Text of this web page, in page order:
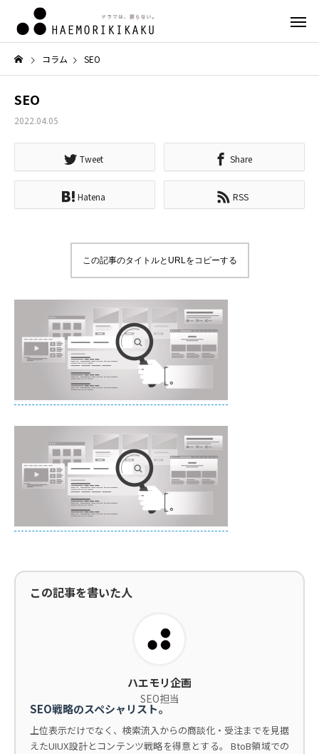
コラム SEO
SEO
2022.04.05
Tweet Share
Hatena RSS
この記事のタイトルとURLをコピーする
この記事を書いた人
ハエモリ企画
SEO担当
SEO戦略のスペシャリスト。
上位表示だけでなく、検索流入からの商談化・受注までを見据
えたUIUX設計とコンテンツ戦略を得意とする。 BtoB領域での